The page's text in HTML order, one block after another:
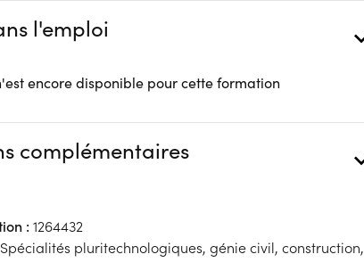
l'emploi
encore disponible pour cette formation
complémentaires
: 1264432
pluritechnologiques, génie civil, construction,